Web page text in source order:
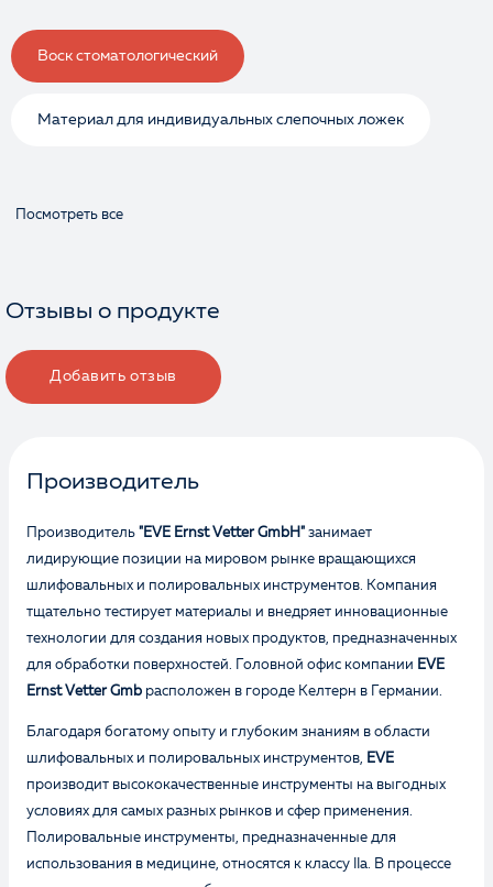
Воск стоматологический
Материал для индивидуальных слепочных ложек
Посмотреть все
Отзывы о продукте
Добавить отзыв
Производитель
Производитель "EVE Ernst Vetter GmbH" занимает
лидирующие позиции на мировом рынке вращающихся
шлифовальных и полировальных инструментов. Компания
тщательно тестирует материалы и внедряет инновационные
технологии для создания новых продуктов, предназначенных
для обработки поверхностей. Головной офис компании EVE
Ernst Vetter Gmb расположен в городе Келтерн в Германии.
Благодаря богатому опыту и глубоким знаниям в области
шлифовальных и полировальных инструментов, EVE
производит высококачественные инструменты на выгодных
условиях для самых разных рынков и сфер применения.
Полировальные инструменты, предназначенные для
использования в медицине, относятся к классу IIa. В процессе